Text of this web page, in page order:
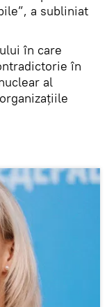
a subliniat
în care
în
al